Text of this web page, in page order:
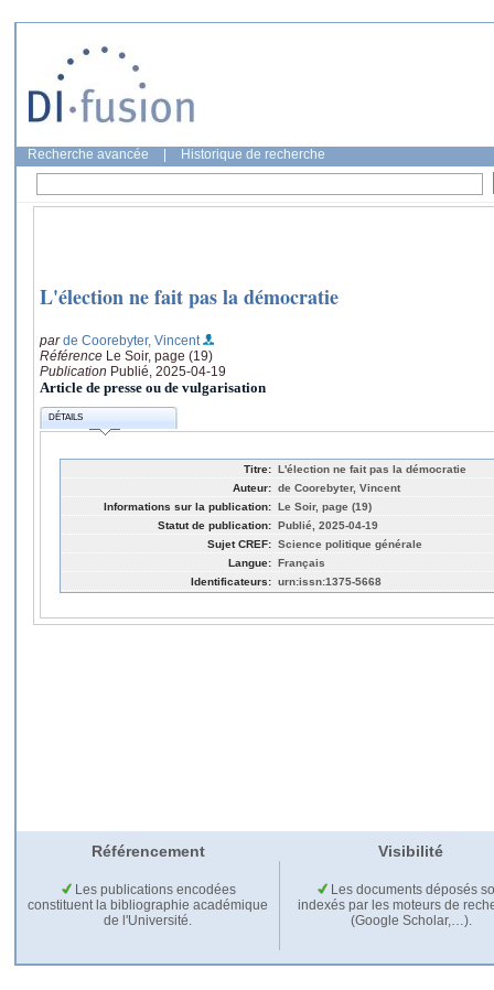
Recherche avancée Historique de recherche
L'élection ne fait pas la démocratie
parde Coorebyter, Vincent
Référence Le Soir, page (19)
Publication Publié, 2025-04-19
Article de presse ou de vulgarisation
DÉTAILS
Titre: L'élection ne fait pas la démocratie
Auteur: de Coorebyter, Vincent
Informations sur la publication: Le Soir, page (19)
Statut de publication: Publié, 2025-04-19
Sujet CREF: Science politique générale
Langue: Français
Identificateurs: urn:issn:1375-5668
Référencement Visibilité
Les publications encodées
constituent la bibliographie académique
de l'Université.
Les documents déposés
indexés par les moteurs de
(Google Scholar,…).